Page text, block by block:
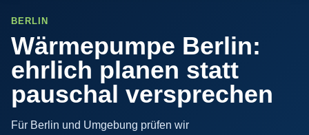
BERLIN
Wärmepumpe Berlin:
ehrlich planen statt
pauschal versprechen
Für Berlin und Umgebung prüfen wir